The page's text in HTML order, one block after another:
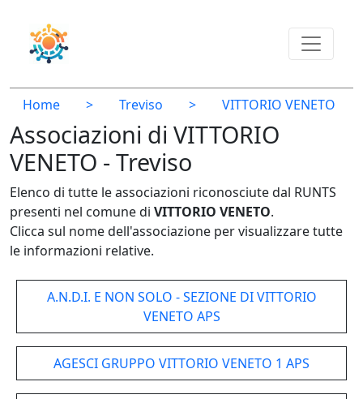
Home > Treviso > VITTORIO VENETO
Associazioni di VITTORIO
VENETO - Treviso
Elenco di tutte le associazioni riconosciute dal RUNTS
presenti nel comune di VITTORIO VENETO.
Clicca sul nome dell'associazione per visualizzare tutte
le informazioni relative.
A.N.D.I. E NON SOLO - SEZIONE DI VITTORIO
VENETO APS
AGESCI GRUPPO VITTORIO VENETO 1 APS